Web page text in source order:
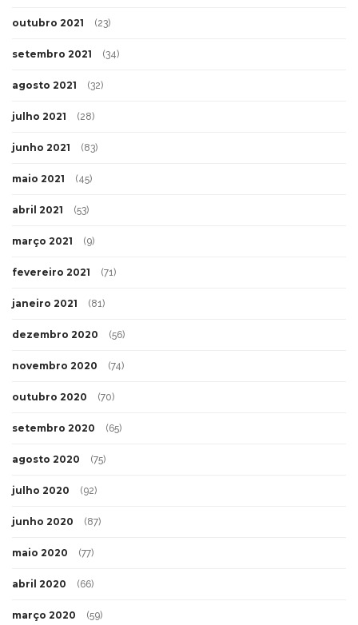
outubro 2021 (23)
setembro 2021 (34)
agosto 2021 (32)
julho 2021 (28)
junho 2021 (83)
maio 2021 (45)
abril 2021 (53)
março 2021 (9)
fevereiro 2021 (71)
janeiro 2021 (81)
dezembro 2020 (56)
novembro 2020 (74)
outubro 2020 (70)
setembro 2020 (65)
agosto 2020 (75)
julho 2020 (92)
junho 2020 (87)
maio 2020 (77)
abril 2020 (66)
março 2020 (59)